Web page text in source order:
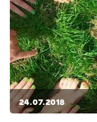
24.07.2018